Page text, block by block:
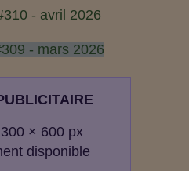
- avril 2026
- mars 2026
× 600 px
disponible